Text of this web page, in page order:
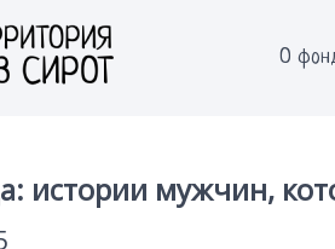
О
истории мужчин,